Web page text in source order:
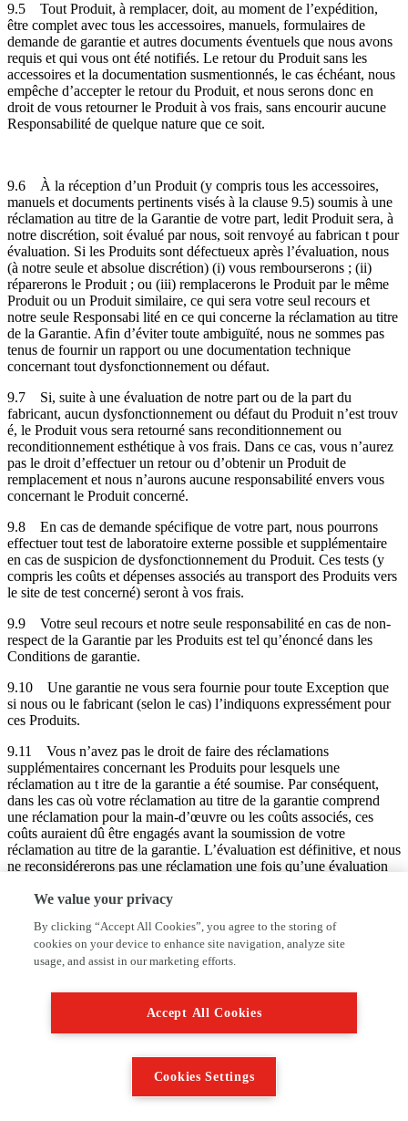
9.5
Tout Produit, à remplacer, doit, au moment de l’expédition,
être complet avec tous les accessoires, manuels, formulaires de
demande de garantie et autres documents éventuels que nous avons
requis et qui vous ont été notifiés. Le retour du Produit sans les
accessoires et la documentation susmentionnés, le cas échéant, nous
empêche d’accepter le retour du Produit, et nous serons donc en
droit de vous retourner le Produit à vos frais, sans encourir aucune
Responsabilité de quelque nature que ce soit.
9.6
À la réception d’un Produit (y compris tous les accessoires,
manuels et documents pertinents visés à la clause 9.5) soumis à une
réclamation au titre de la Garantie de votre part, ledit Produit sera, à
notre discrétion, soit évalué par nous, soit renvoyé au fabrican t pour
évaluation. Si les Produits sont défectueux après l’évaluation, nous
(à notre seule et absolue discrétion) (i) vous rembourserons ; (ii)
réparerons le Produit ; ou (iii) remplacerons le Produit par le même
Produit ou un Produit similaire, ce qui sera votre seul recours et
notre seule Responsabi lité en ce qui concerne la réclamation au titre
de la Garantie. Afin d’éviter toute ambiguïté, nous ne sommes pas
tenus de fournir un rapport ou une documentation technique
concernant tout dysfonctionnement ou défaut.
9.7
Si, suite à une évaluation de notre part ou de la part du
fabricant, aucun dysfonctionnement ou défaut du Produit n’est trouv
é, le Produit vous sera retourné sans reconditionnement ou
reconditionnement esthétique à vos frais. Dans ce cas, vous n’aurez
pas le droit d’effectuer un retour ou d’obtenir un Produit de
remplacement et nous n’aurons aucune responsabilité envers vous
concernant le Produit concerné.
9.8
En cas de demande spécifique de votre part, nous pourrons
effectuer tout test de laboratoire externe possible et supplémentaire
en cas de suspicion de dysfonctionnement du Produit. Ces tests (y
compris les coûts et dépenses associés au transport des Produits vers
le site de test concerné) seront à vos frais.
9.9
Votre seul recours et notre seule responsabilité en cas de non-
respect de la Garantie par les Produits est tel qu’énoncé dans les
Conditions de garantie.
9.10
Une garantie ne vous sera fournie pour toute Exception que
si nous ou le fabricant (selon le cas) l’indiquons expressément pour
ces Produits.
9.11
Vous n’avez pas le droit de faire des réclamations
supplémentaires concernant les Produits pour lesquels une
réclamation au t itre de la garantie a été soumise. Par conséquent,
dans les cas où votre réclamation au titre de la garantie comprend
une réclamation pour la main-d’œuvre ou les coûts associés, ces
coûts auraient dû être engagés avant la soumission de votre
réclamation au titre de la garantie. L’évaluation est définitive, et nous
ne reconsidérerons pas une réclamation une fois qu’une évaluation
de la présente clause 9 seront à votre charge, sauf accord contraire
exprès et écrit de notre part.
et autres conditions implicites par la loi (que ce soit par la loi, la
common law ou autrement) sont, dans la mesure du possible en
l’ancien Code civil belge et conviennent que nous ne garantissons
aucun vice caché en plus de la Garantie prévue du fait que nous
We value your privacy
By clicking “Accept All Cookies”, you agree to the storing of
cookies on your device to enhance site navigation, analyze site
usage, and assist in our marketing efforts.
Accept All Cookies
Cookies Settings